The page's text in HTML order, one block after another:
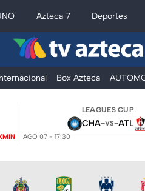
Azteca 7 Deportes
Box Azteca
LEAGUES CUP
CHA-VS-ATL
AGO 07 - 17:30